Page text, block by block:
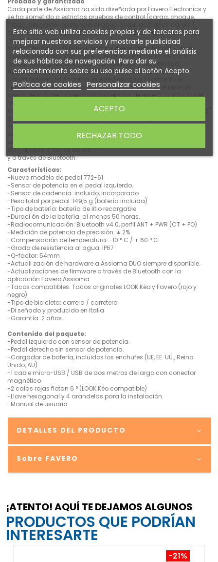
Cada parte de Assioma ha sido diseñada por Favero Electronics y
se ha sometido a estrictas pruebas de control (carga, choque,
satisfaciendo completamente los estándares requeridos por la
normativa vigente.
Favero Electronics fabrica todos los medidores de potencia de
bicicletas en Italia y prueba el buen funcionamiento de cada
unidad para garantizar máxima fiabilidad y durabilidad.
App Assioma y compatibilidad con otras aplicaciones
firmware, realizar la puesta a cero manual, verificar el nivel de
carga de la batería, personalizar tiempos de espera, configurar el
Además, la nueva función "Compatibilidad con otras aplicaciones"
software.
dedicado al entrenamiento basado en la potencia o al ciclismo
etc.), ambos a través de ANT +
y a través de Bluetooth.
Características:
-Nuevo modelo de pedal 772-61
-Sensor de potencia en el pedal izquierdo.
-Sensor de cadencia: incluido, incorporado
-Peso total por pedal: 149,5 g (batería incluida)
-Tipo de batería: batería de litio recargable
-Duraci ón de la batería: al menos 50 horas.
-Radiocomunicación: Bluetooth v4.0, perfil ANT + PWR (CT + PO)
-Medición de potencia de precisión: ± 2%
-Compensación de temperatura: -10 ° C / + 60 ° C
-Grado de resistencia al agua: IP67
-Q-factor: 54mm
-Actuali zación de hardware a Assioma DUO siempre disponible.
-Actualizaciones de firmware a través de Bluetooth con la
aplicación Favero Assioma
-Tacos compatibles: Tacos originales LOOK Kéo y Favero (rojo y
negro)
-Tipo de bicicleta: carrera / carretera
-Di señado y producido en Italia.
-Garantía: 2 años.
Contenido del paquete:
-Pedal izquierdo con sensor de potencia.
-Pedal derecho sin sensor de potencia.
-Cargador de batería, incluidos los enchufes (UE, EE. UU., Reino
Unido, AU)
-1 cable micro-USB / USB de dos metros de largo con conector
magnético
-2 calas rojas flotan 6 ° (LOOK Kéo compatible)
-Llave hexagonal y 4 arandelas para la instalación.
-Manual de usuario
DETALLES DEL PRODUCTO
Sobre FAVERO
¡ATENTO! AQUÍ TE DEJAMOS ALGUNOS
PRODUCTOS QUE PODRÍAN
INTERESARTE
-21%
Este sitio web utiliza cookies propias y de terceros para
mejorar nuestros servicios y mostrarle publicidad
relacionada con sus preferencias mediante el análisis
de sus hábitos de navegación. Para dar su
consentimiento sobre su uso pulse el botón Acepto.
Política de cookies Personalizar cookies
RECHAZAR TODO
ACEPTO